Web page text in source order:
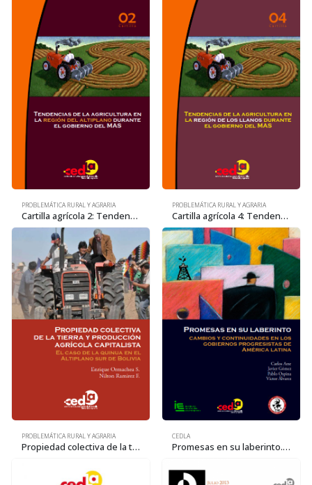
PROBLEMÁTICA RURAL Y AGRARIA
Cartilla agrícola 2: Tendencias de la agricultura en la región del Altiplano
PROBLEMÁTICA RURAL Y AGRARIA
Cartilla agrícola 4: Tendencias de la agricultura en la región de los Llanos
PROBLEMÁTICA RURAL Y AGRARIA
Propiedad colectiva de la tierra y producción agrícola capitalista: El caso de la quinua en el Altiplano sur de Bolivia
CEDLA
Promesas en su laberinto. Cambios y continuidades en los gobiernos progresistas de América Latina